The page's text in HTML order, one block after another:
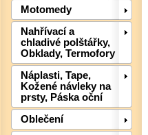
Motomedy
Nahřívací a
chladivé polštářky,
Obklady, Termofory
Náplasti, Tape,
Kožené návleky na
prsty, Páska oční
Oblečení